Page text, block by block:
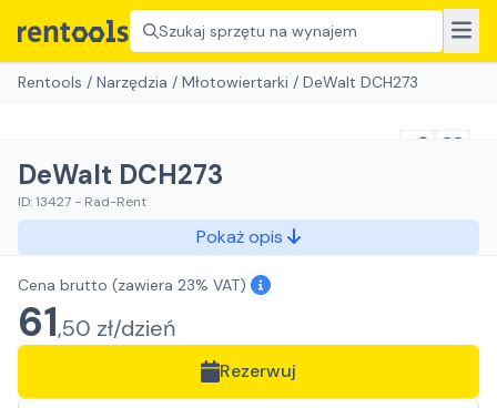
Szukaj sprzętu na wynajem
Rentools / Narzędzia / Młotowiertarki / DeWalt DCH273
DeWalt DCH273
ID:13427 - Rad-Rent
Pokaż opis
Cena brutto (zawiera 23% VAT)
61,50 zł/dzień
Rezerwuj